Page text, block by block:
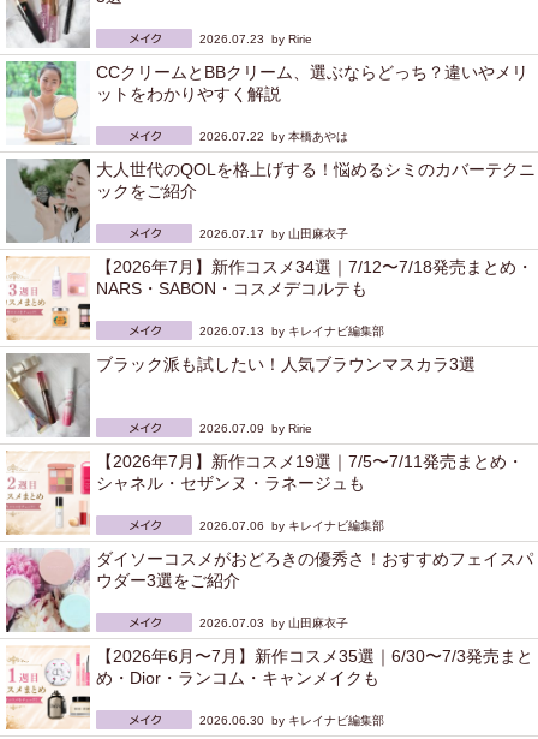
2026.07.23 by Ririe
CCクリームとBBクリーム、選ぶならどっち？違いやメリ
ットをわかりやすく解説
2026.07.22 by 本橋あやは
大人世代のQOLを格上げする！悩めるシミのカバーテクニ
ックをご紹介
2026.07.17 by 山田麻衣子
【2026年7月】新作コスメ34選｜7/12〜7/18発売まとめ・
NARS・SABON・コスメデコルテも
2026.07.13 by キレイナビ編集部
ブラック派も試したい！人気ブラウンマスカラ3選
2026.07.09 by Ririe
【2026年7月】新作コスメ19選｜7/5〜7/11発売まとめ・
シャネル・セザンヌ・ラネージュも
2026.07.06 by キレイナビ編集部
ダイソーコスメがおどろきの優秀さ！おすすめフェイスパ
ウダー3選をご紹介
2026.07.03 by 山田麻衣子
【2026年6月〜7月】新作コスメ35選｜6/30〜7/3発売まと
め・Dior・ランコム・キャンメイクも
2026.06.30 by キレイナビ編集部